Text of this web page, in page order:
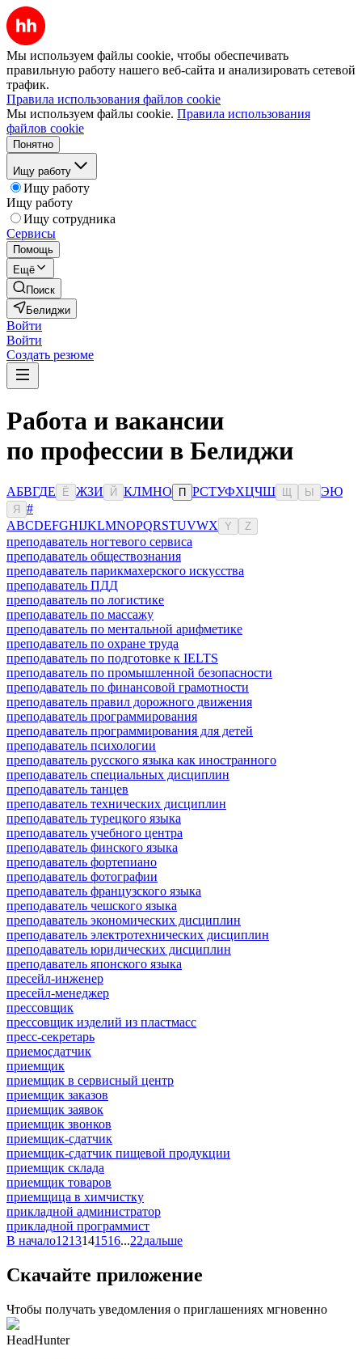
Мы используем файлы cookie, чтобы обеспечивать
правильную работу нашего веб-сайта и анализировать сетевой
трафик.
Правила использования файлов cookie
Мы используем файлы cookie. Правила использования
файлов cookie
Понятно
Ищу работу
Ищу работу
Ищу работу
Ищу сотрудника
Сервисы
Помощь
Ещё
Поиск
Белиджи
Войти
Войти
Создать резюме
Работа и вакансии
по профессии в Белиджи
АБВГДЕ Ё ЖЗИ Й КЛМНО П РСТУФХЦЧШ Ы ЭЮ
Я
#
ABCDEFGHIJKLMNOPQRSTUVWX Y Z
преподаватель ногтевого сервиса
преподаватель обществознания
преподаватель парикмахерского искусства
преподаватель ПДД
преподаватель по логистике
преподаватель по массажу
преподаватель по ментальной арифметике
преподаватель по охране труда
преподаватель по подготовке к IELTS
преподаватель по промышленной безопасности
преподаватель по финансовой грамотности
преподаватель правил дорожного движения
преподаватель программирования
преподаватель программирования для детей
преподаватель психологии
преподаватель русского языка как иностранного
преподаватель специальных дисциплин
преподаватель танцев
преподаватель технических дисциплин
преподаватель турецкого языка
преподаватель учебного центра
преподаватель финского языка
преподаватель фортепиано
преподаватель фотографии
преподаватель французского языка
преподаватель чешского языка
преподаватель экономических дисциплин
преподаватель электротехнических дисциплин
преподаватель юридических дисциплин
преподаватель японского языка
пресейл-инженер
пресейл-менеджер
прессовщик
прессовщик изделий из пластмасс
пресс-секретарь
приемосдатчик
приемщик
приемщик в сервисный центр
приемщик заказов
приемщик заявок
приемщик звонков
приемщик-сдатчик
приемщик-сдатчик пищевой продукции
приемщик склада
приемщик товаров
приемщица в химчистку
прикладной администратор
прикладной программист
В начало1213141516...22дальше
Скачайте приложение
Чтобы получать уведомления о приглашениях мгновенно
HeadHunter